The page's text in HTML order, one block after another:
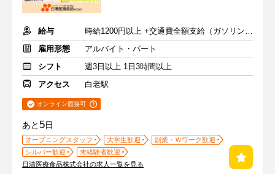
給与
時給1200円以上 +交通費全額支給（ガソリン代も支給）
雇用形態
アルバイト・パート
シフト
週3日以上 1日3時間以上
アクセス
白老駅
オンライン面接可
あと 5日
オープニングスタッフ 大学生歓迎
副業・Ｗワーク歓迎
シルバー歓迎
未経験者歓迎
日清医療食品株式会社の求人一覧を見る